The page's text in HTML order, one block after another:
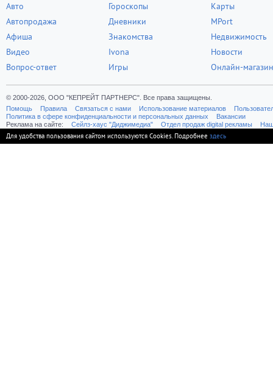
Авто
Автопродажа
Афиша
Видео
Вопрос-ответ
Гороскопы
Дневники
Знакомства
Ivona
Игры
Карты
MPort
Недвижимость
Новости
Онлайн-магазин
© 2000-2026, ООО "КЕПРЕЙТ ПАРТНЕРС". Все права защищены.
Помощь
Правила Связаться с нами Использование материалов
Политика в сфере конфиденциальности и персональных данных
Вакансии
Реклама на сайте:
Cейлз-хаус "Диджимедиа" Отдел продаж digital рекламы
Для удобства пользования сайтом используются Cookies. Подробнее здесь